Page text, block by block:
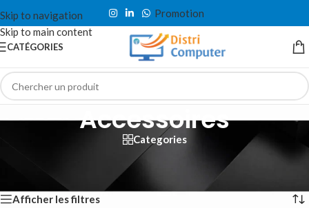
Skip to navigation
Skip to main content
Promotion
CATÉGORIES
Accessoires
Categories
Accessoires
Affichage de 1–12 sur 34 résultats
Afficher les filtres